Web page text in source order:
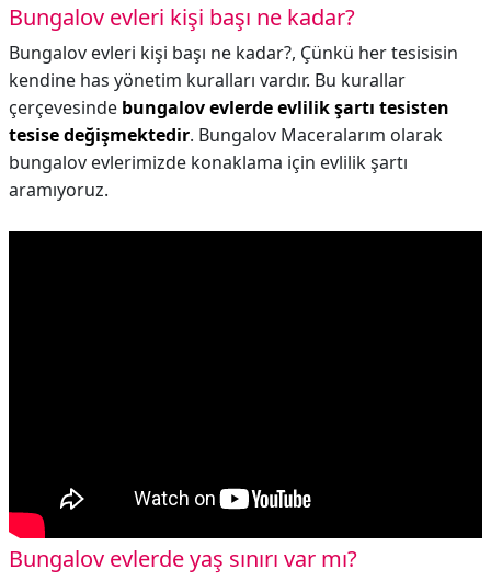
Bungalov evleri kişi başı ne kadar?
Bungalov evleri kişi başı ne kadar?, Çünkü her tesisisin
kendine has yönetim kuralları vardır. Bu kurallar
çerçevesinde bungalov evlerde evlilik şartı tesisten
tesise değişmektedir. Bungalov Maceralarım olarak
bungalov evlerimizde konaklama için evlilik şartı
aramıyoruz.
Bungalov evlerde yaş sınırı var mı?